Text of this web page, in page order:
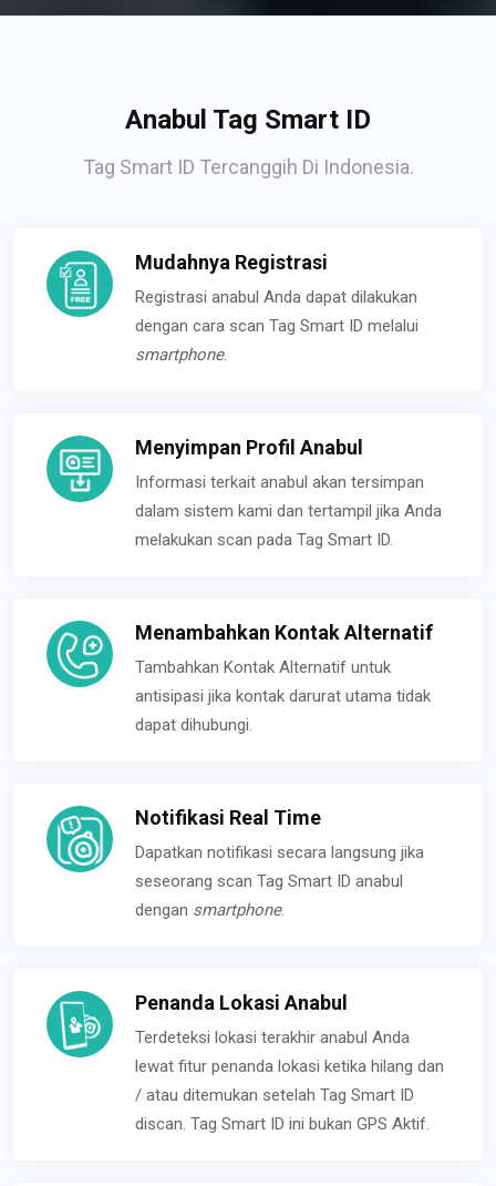
Anabul Tag Smart ID
Tag Smart ID Tercanggih Di Indonesia.
Mudahnya Registrasi
Registrasi anabul Anda dapat dilakukan
dengan cara scan Tag Smart ID melalui
smartphone.
Menyimpan Profil Anabul
Informasi terkait anabul akan tersimpan
dalam sistem kami dan tertampil jika Anda
melakukan scan pada Tag Smart ID.
Menambahkan Kontak Alternatif
Tambahkan Kontak Alternatif untuk
antisipasi jika kontak darurat utama tidak
dapat dihubungi.
Notifikasi Real Time
Dapatkan notifikasi secara langsung jika
seseorang scan Tag Smart ID anabul
dengan smartphone.
Penanda Lokasi Anabul
Terdeteksi lokasi terakhir anabul Anda
lewat fitur penanda lokasi ketika hilang dan
/ atau ditemukan setelah Tag Smart ID
discan. Tag Smart ID ini bukan GPS Aktif.